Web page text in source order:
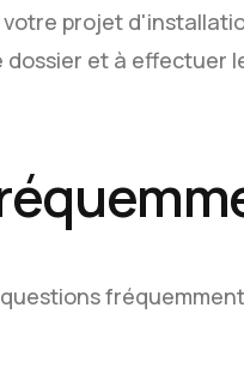
projet
et à effectuer